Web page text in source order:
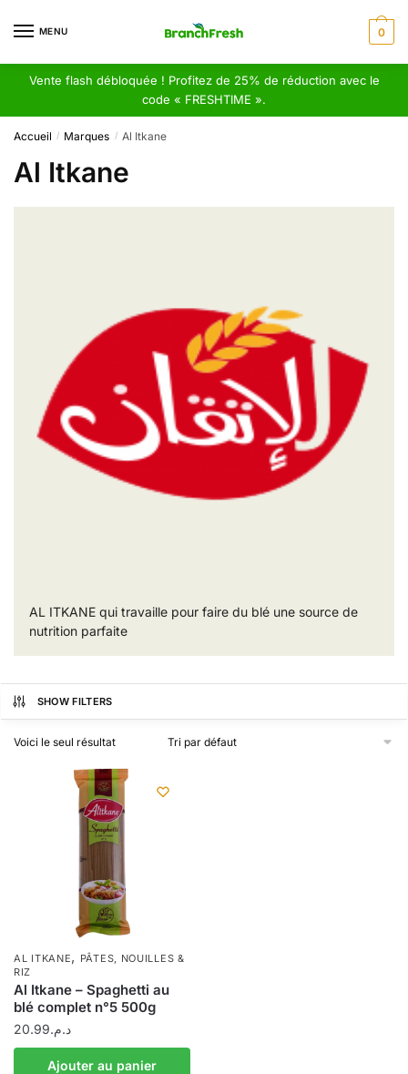
MENU 0
Vente flash débloquée ! Profitez de 25% de réduction avec le
code « FRESHTIME ».
Accueil / Marques / Al Itkane
Al Itkane
AL ITKANE qui travaille pour faire du blé une source de
nutrition parfaite
SHOW FILTERS
Voici le seul résultat
AL ITKANE, PÂTES, NOUILLES &
RIZ
Al Itkane – Spaghetti au
blé complet n°5 500g
د.م.20.99
Ajouter au panier